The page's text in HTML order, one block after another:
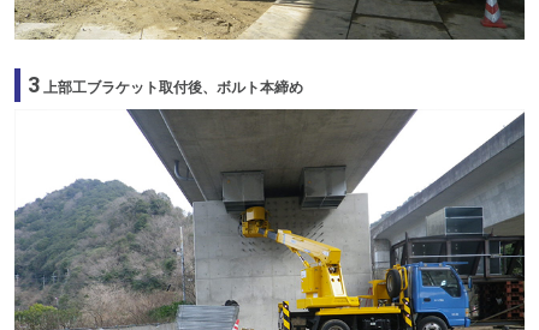
3 上部工ブラケット取付後、ボルト本締め